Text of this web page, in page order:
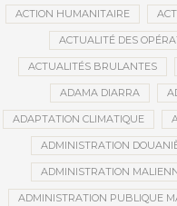
ACTION HUMANITAIRE
ACTUALITÉ DES
ACTUALITÉS BRULANTES
ADAMA DIARRA
ADAPTATION CLIMATIQUE
ADMINISTRATION
ADMINISTRATION
ADMINISTRATION PUBLIQUE